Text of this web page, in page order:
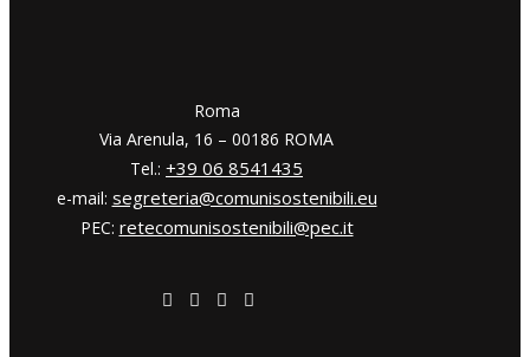
​​Roma
Via Arenula, 16 – 00186 ROMA
Tel.: +39 06 8541435
e-mail: segreteria@comunisostenibili.eu
PEC: retecomunisostenibili@pec.it